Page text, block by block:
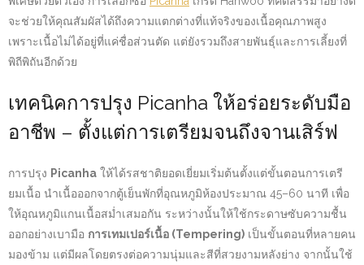
จะช่วยให้คุณสัมผัสได้ถึงความแตกต่างที่แท้จริงของเนื้อคุณภาพสูง
เพราะเนื้อไม่ได้อยู่ที่แค่ชื่อส่วนตัด แต่ยังรวมถึงสายพันธุ์และการเลี้ยงที่
พิถีพิถันอีกด้วย
เทคนิคการปรุง Picanha ให้อร่อยระดับมือ
อาชีพ – ตั้งแต่การเตรียมจนถึงจานเสิร์ฟ
การปรุง Picanha ให้ได้รสชาติยอดเยี่ยมเริ่มต้นตั้งแต่ขั้นตอนการเตรี
ยมเนื้อ นำเนื้อออกจากตู้เย็นพักที่อุณหภูมิห้องประมาณ 45–60 นาที เพื่อ
ให้อุณหภูมิแกนเนื้อสม่ำเสมอกัน ระหว่างนั้นให้ใช้กระดาษซับความชื้น
ออกอย่างเบามือ การเทมเปอร์เนื้อ (Tempering) เป็นขั้นตอนที่หลายคน
มองข้าม แต่มีผลโดยตรงต่อความนุ่มและสีที่สวยงามหลังย่าง จากนั้นใช้